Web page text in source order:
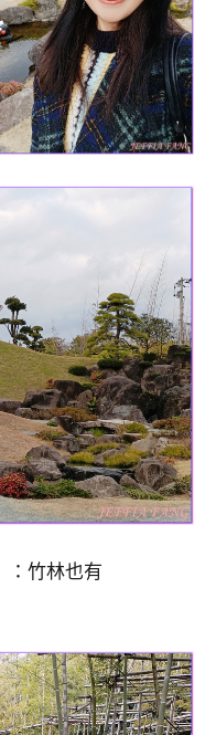
：竹林也有